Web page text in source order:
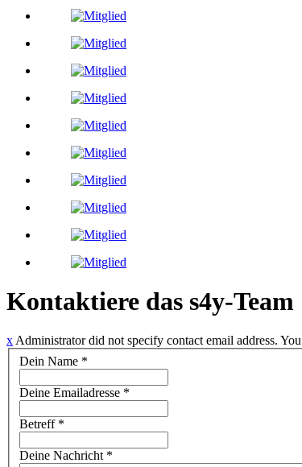
Kontaktiere das s4y-Team
xAdministrator did not specify contact email address.
Dein Name *
Deine Emailadresse *
Betreff *
Deine Nachricht *